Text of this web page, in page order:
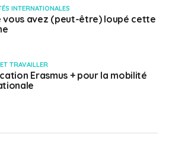
INTERNATIONALES
vous avez (peut-être) loupé cette
TRAVAILLER
Erasmus + pour la mobilité